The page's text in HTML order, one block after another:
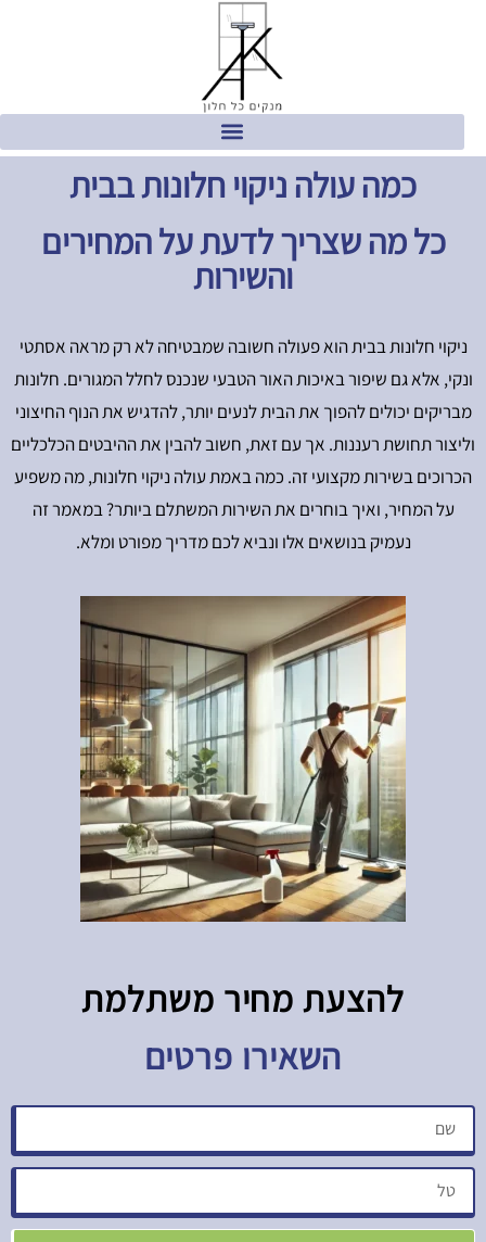
כמה עולה ניקוי חלונות בבית
כל מה שצריך לדעת על המחירים
והשירות
ניקוי חלונות בבית הוא פעולה חשובה שמבטיחה לא רק מראה אסתטי
ונקי, אלא גם שיפור באיכות האור הטבעי שנכנס לחלל המגורים. חלונות
מבריקים יכולים להפוך את הבית לנעים יותר, להדגיש את הנוף החיצוני
וליצור תחושת רעננות. אך עם זאת, חשוב להבין את ההיבטים הכלכליים
הכרוכים בשירות מקצועי זה. כמה באמת עולה ניקוי חלונות, מה משפיע
על המחיר, ואיך בוחרים את השירות המשתלם ביותר? במאמר זה
נעמיק בנושאים אלו ונביא לכם מדריך מפורט ומלא.
להצעת מחיר משתלמת​
השאירו פרטים